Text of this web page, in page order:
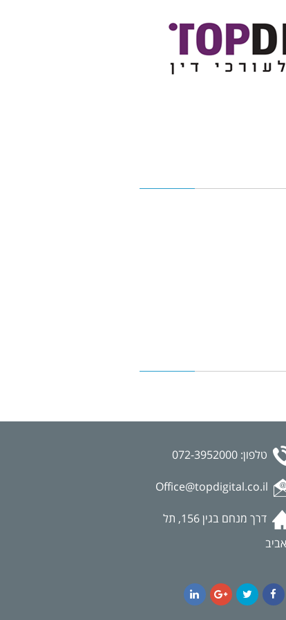
טלפון: 072-3952000
Office@topdigital.co.il
דרך מנחם בגין 156, תל
אביב